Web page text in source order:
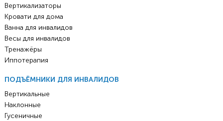
Вертикализаторы
Кровати для дома
Ванна для инвалидов
Весы для инвалидов
Тренажёры
Иппотерапия
ПОДЪЁМНИКИ ДЛЯ ИНВАЛИДОВ
Вертикальные
Наклонные
Гусеничные